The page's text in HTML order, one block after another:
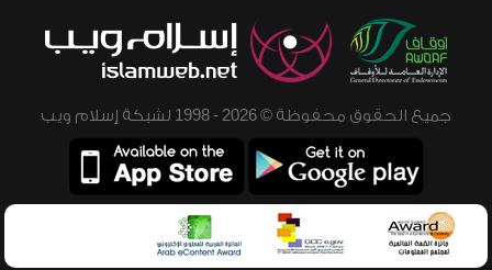
جميع الحقوق محفوظة © 2026 - 1998 لشبكة إسلام ويب